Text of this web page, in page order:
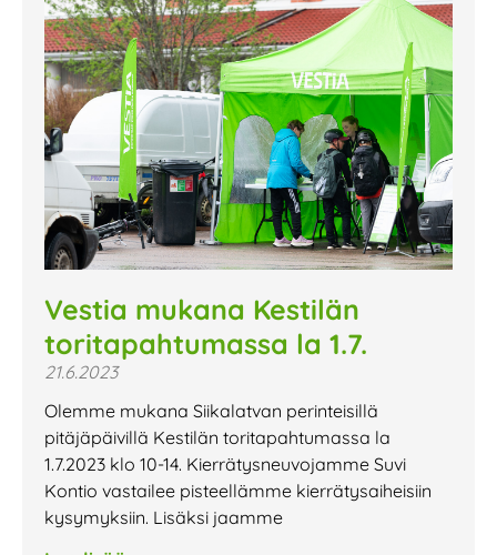
Vestia mukana Kestilän
toritapahtumassa la 1.7.
21.6.2023
Olemme mukana Siikalatvan perinteisillä
pitäjäpäivillä Kestilän toritapahtumassa la
1.7.2023 klo 10-14. Kierrätysneuvojamme Suvi
Kontio vastailee pisteellämme kierrätysaiheisiin
kysymyksiin. Lisäksi jaamme